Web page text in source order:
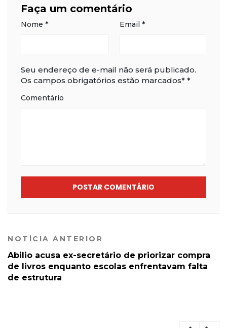
Faça um comentário
Nome * Email *
Seu endereço de e-mail não será publicado.
Os campos obrigatórios estão marcados* *
Comentário
POSTAR COMENTÁRIO
NOTÍCIA ANTERIOR
Abilio acusa ex-secretário de priorizar compra
de livros enquanto escolas enfrentavam falta
de estrutura